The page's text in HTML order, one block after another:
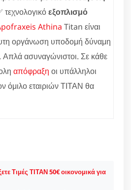
τεχνολογικόεξοπλισμό
Athina Titan είναι
οργάνωση υποδομή δύναμη
Απλά ασυναγώνιστοι. Σε κάθε
απόφραξη οι υπάλληλοι
όμιλο εταιριών ΤΙΤΑΝ θα
Τιμές ΤΙΤΑΝ 50€ οικονομικά για